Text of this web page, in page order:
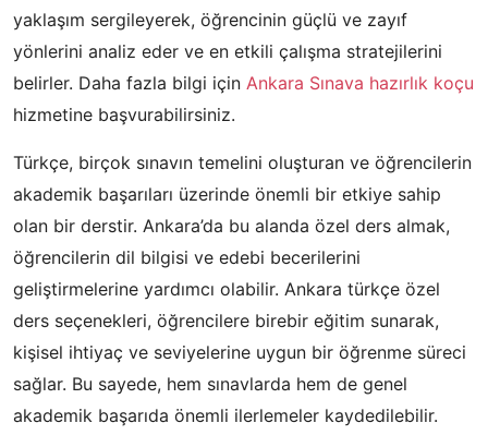
yaklaşım sergileyerek, öğrencinin güçlü ve zayıf
yönlerini analiz eder ve en etkili çalışma stratejilerini
belirler. Daha fazla bilgi için Ankara Sınava hazırlık koçu
hizmetine başvurabilirsiniz.
Türkçe, birçok sınavın temelini oluşturan ve öğrencilerin
akademik başarıları üzerinde önemli bir etkiye sahip
olan bir derstir. Ankara’da bu alanda özel ders almak,
öğrencilerin dil bilgisi ve edebi becerilerini
geliştirmelerine yardımcı olabilir. Ankara türkçe özel
ders seçenekleri, öğrencilere birebir eğitim sunarak,
kişisel ihtiyaç ve seviyelerine uygun bir öğrenme süreci
sağlar. Bu sayede, hem sınavlarda hem de genel
akademik başarıda önemli ilerlemeler kaydedilebilir.